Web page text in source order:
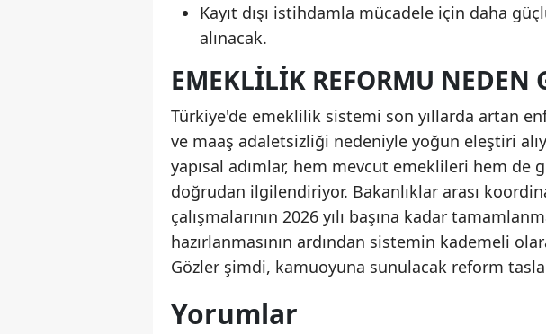
Kayıt dışı istihdamla mücadele için daha
alınacak.
EMEKLILIK REFORMU NEDEN
Türkiye'de emeklilik sistemi son yıllarda artan
ve maaş adaletsizliği nedeniyle yoğun eleştiri
yapısal adımlar, hem mevcut emeklileri hem de
doğrudan ilgilendiriyor. Bakanlıklar arası
çalışmalarının 2026 yılı başına kadar
hazırlanmasının ardından sistemin kademeli
Gözler şimdi, kamuoyuna sunulacak reform
Yorumlar